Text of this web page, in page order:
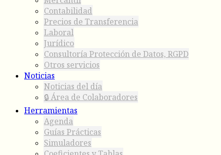
Contabilidad
Precios de Transferencia
Laboral
Jurídico
Consultoría Protección de Datos, RGPD
Otros servicios
Noticias
Noticias del día
🔒 Área de Colaboradores
Herramientas
Agenda
Guías Prácticas
Simuladores